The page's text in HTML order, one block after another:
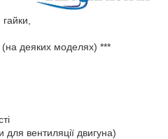
(на деяких моделях) ***
для вентиляції двигуна)